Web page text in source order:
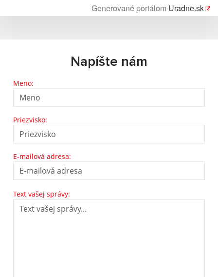
Generované portálom Uradne.sk
Napíšte nám
Meno:
Priezvisko:
E-mailová adresa:
Text vašej správy: